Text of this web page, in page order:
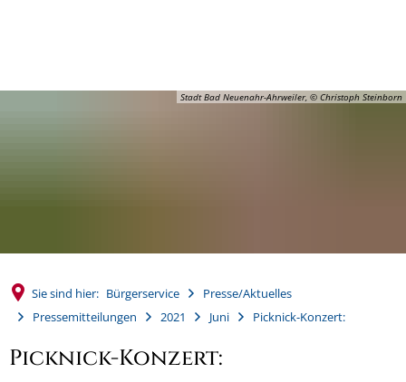
Stadt Bad Neuenahr-Ahrweiler, © Christoph Steinborn
Sie sind hier: Bürgerservice
Presse/Aktuelles
Pressemitteilungen
2021 Juni Picknick-Konzert:
Picknick-Konzert: